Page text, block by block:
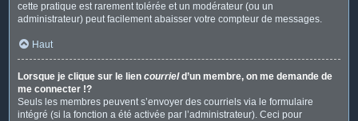
cette pratique est rarement tolérée et un modérateur (ou un
administrateur) peut facilement abaisser votre compteur de messages.
Haut
Lorsque je clique sur le lien courrield’un membre, on me demande de
me connecter !?
Seuls les membres peuvent s’envoyer des courriels via le formulaire
intégré (si la fonction a été activée par l’administrateur). Ceci pour